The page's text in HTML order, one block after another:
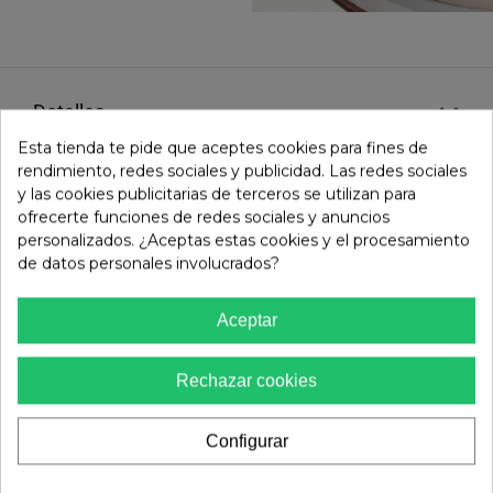
detalles
talla y ajuste
ESTE MODELO TIENE UN TALLAJE NORMAL, PIDE TU
Esta tienda te pide que aceptes cookies para fines de
rendimiento, redes sociales y publicidad. Las redes sociales
y las cookies publicitarias de terceros se utilizan para
ofrecerte funciones de redes sociales y anuncios
personalizados. ¿Aceptas estas cookies y el procesamiento
de datos personales involucrados?
Aceptar
Rechazar cookies
Configurar